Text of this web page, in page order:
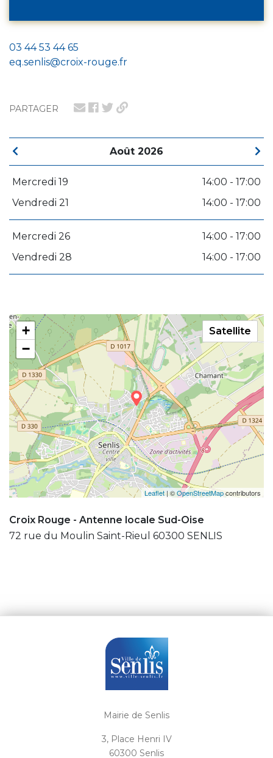
PARTAGER
Août 2026
Mercredi 19
14:00 - 17:00
Vendredi 21
14:00 - 17:00
Mercredi 26
14:00 - 17:00
Vendredi 28
14:00 - 17:00
+
−
Leaflet | ©OpenStreetMapcontributors
Satellite
Croix Rouge - Antenne locale Sud-Oise
72 rue du Moulin Saint-Rieul 60300 SENLIS
03 44 53 44 65
eq.senlis@croix-rouge.fr
Mairie de Senlis
3, Place Henri IV
60300 Senlis